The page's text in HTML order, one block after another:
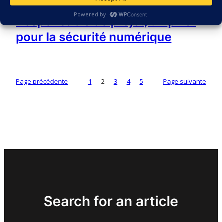
18 novembre 2025
Responsable de projet, un pilier
pour la sécurité numérique
Page précédente 1 2 3 4 5 Page suivante
Search for an article